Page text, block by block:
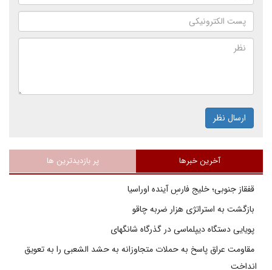
ارسال نظر
آخرین خبرها پر بازدیدترین ها
قفقاز جنوبی؛ خلیج فارسِ آینده اوراسیا
بازگشت به استراتژی هزار ضربه چاقو
پویایی دستگاه دیپلماسی در گذرگاه شانگهای
مقاومت عراق پاسخ به حملات متجاوزانه به حشد الشعبی را به تعویق
انداخت